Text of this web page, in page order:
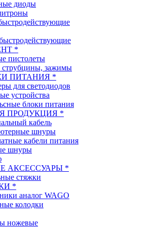
диоды
*
пистолеты
струбцины, зажимы
ПИТАНИЯ *
для светодиодов
устройства
блоки питания
ПРОДУКЦИЯ *
кабель
шнуры
кабели питания
шнуры
АКСЕССУАРЫ *
стяжки
*
аналог WAGO
колодки
ножевые